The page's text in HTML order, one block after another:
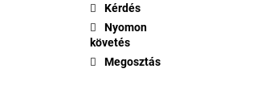
Kérdés
Nyomon
követés
Megosztás